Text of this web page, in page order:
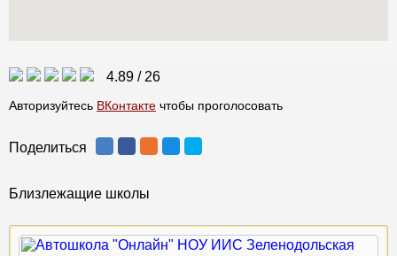
4.89 / 26
Авторизуйтесь ВКонтакте чтобы проголосовать
Поделиться
Близлежащие школы